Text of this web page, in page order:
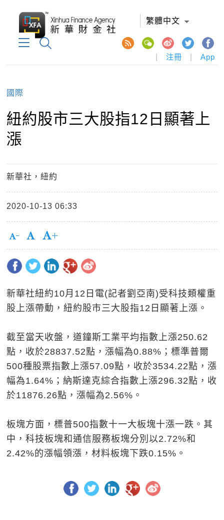
繁體中文
注冊 App
國際
紐約股市三大股指12日顯著上
漲
新華社，紐約
2020-10-13 06:33
新華社紐約10月12日電(記者劉亞南)受科技類權重
股上漲帶動，紐約股市三大股指12日顯著上漲。
截至當天收盤，道鐘斯工業平均指數上漲250.62
點，收於28837.52點，漲幅為0.88%；標準普爾
500種股票指數上漲57.09點，收於3534.22點，漲
幅為1.64%；納斯達克綜合指數上漲296.32點，收
於11876.26點，漲幅為2.56%。
板塊方面，標普500指數十一大板塊十漲一跌。其
中，科技板塊和通信服務板塊分別以2.72%和
2.42%的漲幅領漲，材料板塊下跌0.15%。